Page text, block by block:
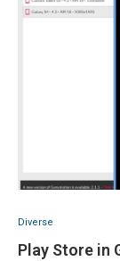
Diverse
Play Store in